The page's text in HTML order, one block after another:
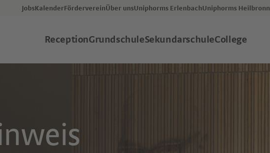
Jobs Kalender Förderverein Über uns Uniphorms Erlenbach Uniphorms Heilbronn
Reception Grundschule Sekundarschule College